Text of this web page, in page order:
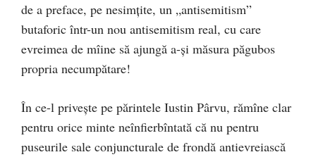
de a preface, pe nesimţite, un „antisemitism”
butaforic într-un nou antisemitism real, cu care
evreimea de mîine să ajungă a-şi măsura păgubos
propria necumpătare!
În ce-l priveşte pe părintele Iustin Pârvu, rămîne clar
pentru orice minte neînfierbîntată că nu pentru
puseurile sale conjuncturale de frondă antievreiască